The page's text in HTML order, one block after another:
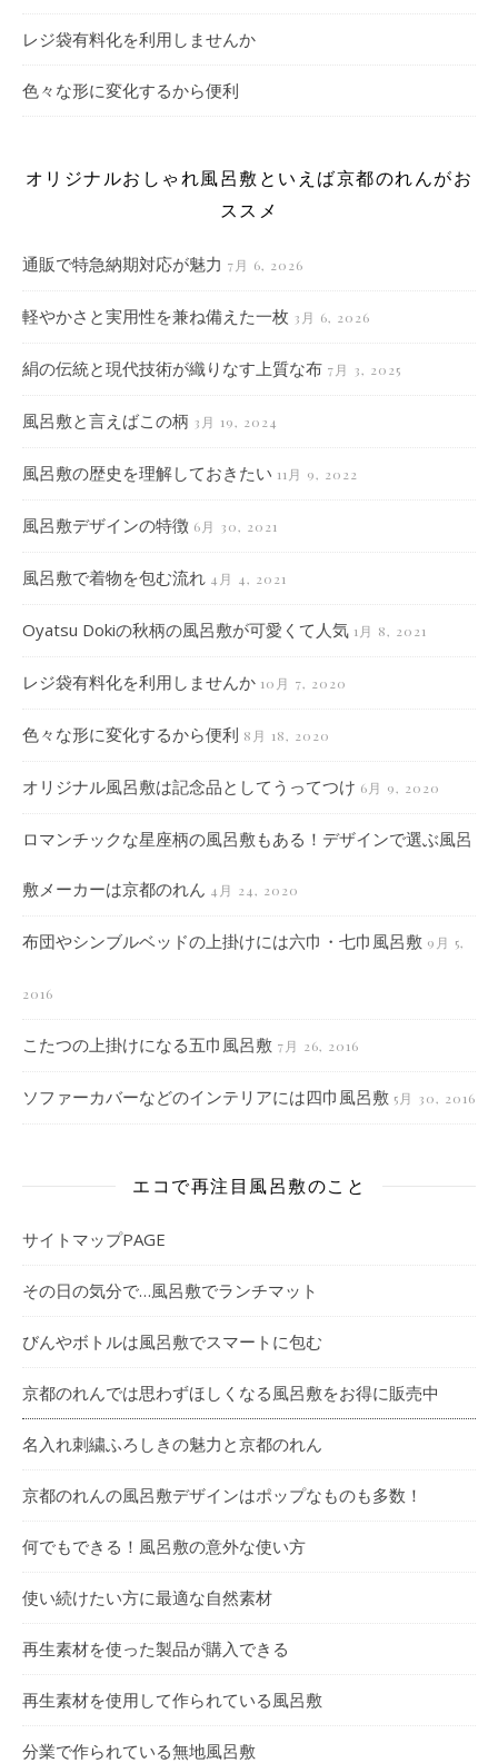
レジ袋有料化を利用しませんか
色々な形に変化するから便利
オリジナルおしゃれ風呂敷といえば京都のれんがお
ススメ
通販で特急納期対応が魅力 7月 6, 2026
軽やかさと実用性を兼ね備えた一枚 3月 6, 2026
絹の伝統と現代技術が織りなす上質な布 7月 3, 2025
風呂敷と言えばこの柄 3月 19, 2024
風呂敷の歴史を理解しておきたい 11月 9, 2022
風呂敷デザインの特徴 6月 30, 2021
風呂敷で着物を包む流れ 4月 4, 2021
Oyatsu Dokiの秋柄の風呂敷が可愛くて人気 1月 8, 2021
レジ袋有料化を利用しませんか 10月 7, 2020
色々な形に変化するから便利 8月 18, 2020
オリジナル風呂敷は記念品としてうってつけ 6月 9, 2020
ロマンチックな星座柄の風呂敷もある！デザインで選ぶ風呂
敷メーカーは京都のれん 4月 24, 2020
布団やシンブルベッドの上掛けには六巾・七巾風呂敷 9月 5,
2016
こたつの上掛けになる五巾風呂敷 7月 26, 2016
ソファーカバーなどのインテリアには四巾風呂敷 5月 30, 2016
エコで再注目風呂敷のこと
サイトマップPAGE
その日の気分で…風呂敷でランチマット
びんやボトルは風呂敷でスマートに包む
京都のれんでは思わずほしくなる風呂敷をお得に販売中
名入れ刺繍ふろしきの魅力と京都のれん
京都のれんの風呂敷デザインはポップなものも多数！
何でもできる！風呂敷の意外な使い方
使い続けたい方に最適な自然素材
再生素材を使った製品が購入できる
再生素材を使用して作られている風呂敷
分業で作られている無地風呂敷